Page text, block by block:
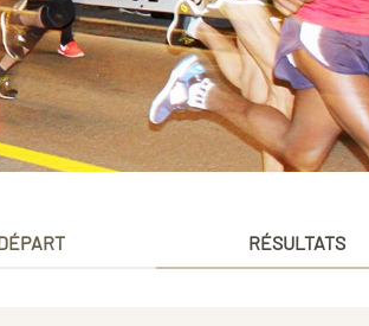
RÉSULTATS